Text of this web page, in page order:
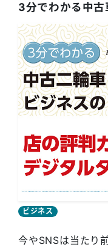
ビジネス
今やSNSは当たり